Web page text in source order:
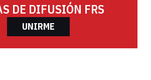
DE DIFUSIÓN FRS
UNIRME